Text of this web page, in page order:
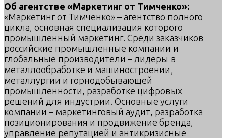
Об агентстве «Маркетинг от Тимченко»:
«Маркетинг от Тимченко» – агентство полного
цикла, основная специализация которого
промышленный маркетинг. Среди заказчиков
российские промышленные компании и
глобальные производители – лидеры в
металлообработке и машиностроении,
металлургии и горнодобывающей
промышленности, разработке цифровых
решений для индустрии. Основные услуги
компании – маркетинговый аудит, разработка
позиционирования и продвижение бренда,
управление репутацией и антикризисные